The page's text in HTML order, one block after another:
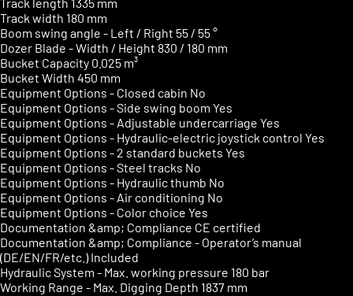
Track width 180 mm
Boom swing angle - Left / Right 55 / 55 °
Dozer Blade - Width / Height 830 / 180 mm
Bucket Capacity 0.025 m³
Bucket Width 450 mm
Equipment Options - Closed cabin No
Equipment Options - Side swing boom Yes
Equipment Options - Adjustable undercarriage Yes
Equipment Options - Hydraulic-electric joystick control Yes
Equipment Options - 2 standard buckets Yes
Equipment Options - Steel tracks No
Equipment Options - Hydraulic thumb No
Equipment Options - Air conditioning No
Equipment Options - Color choice Yes
Documentation &amp; Compliance CE certified
Documentation &amp; Compliance - Operator’s manual
(DE/EN/FR/etc.)Included
Hydraulic System - Max. working pressure 180 bar
Working Range - Max. Digging Depth 1837 mm